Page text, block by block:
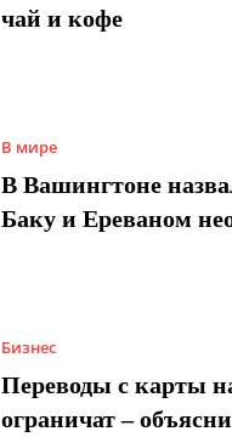
чай и кофе
В мире
В Вашингтоне
Баку и Ереваном
Бизнес
Переводы с карты
ограничат –